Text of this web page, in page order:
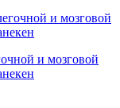
и мозговой